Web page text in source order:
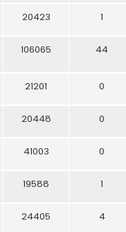
1
20423
44
106065
0
21201
0
20448
0
41003
1
19588
4
24405